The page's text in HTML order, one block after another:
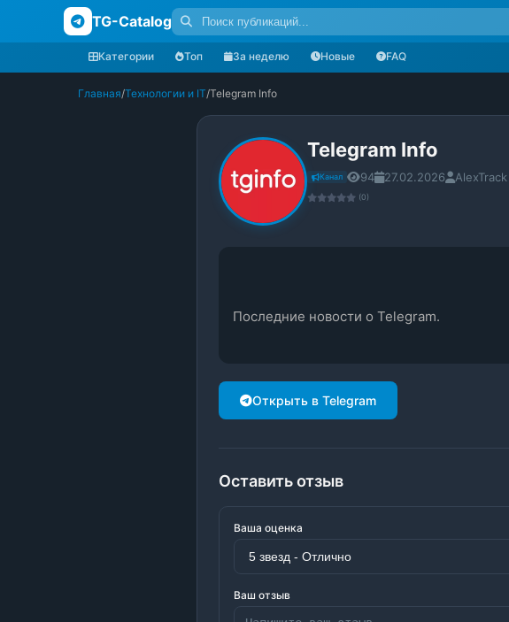
TG-Catalog
Категории Топ За неделю Новые FAQ
Главная/Технологии и IT/Telegram Info
Telegram Info
Канал 94 27.02.2026 AlexTrack
(0)
Последние новости о Telegram.
Открыть в Telegram
Оставить отзыв
Ваша оценка
Ваш отзыв